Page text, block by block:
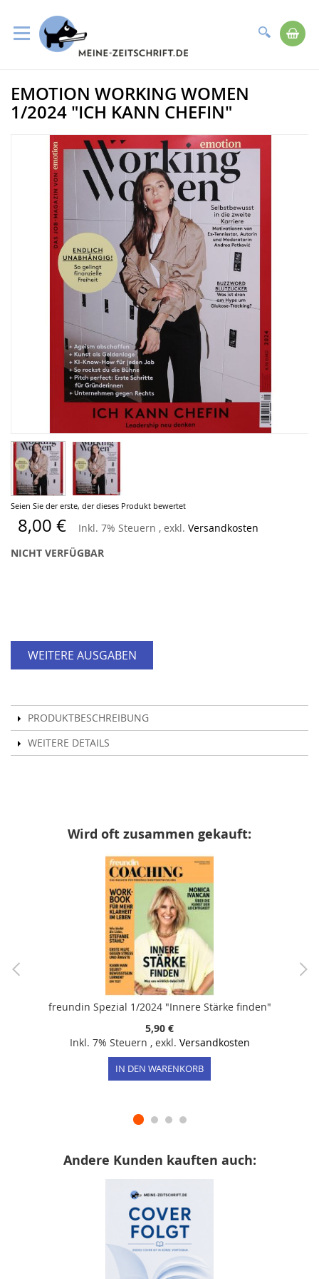
Suche
zum
Inhalt
Seien Sie der erste, der dieses Produkt bewertet
8,00 € Inkl. 7% Steuern , exkl. Versandkosten
NICHT VERFÜGBAR
WEITERE AUSGABEN
PRODUKTBESCHREIBUNG
WEITERE DETAILS
Zum
Ende
der
Bildergalerie
springen
EMOTION WORKING WOMEN
1/2024 "ICH KANN CHEFIN"
Zum
Anfang
der
Bildergalerie
springen
Wird oft zusammen gekauft:
freundin Spezial 1/2024 "Innere Stärke finden"
5,90 €
Inkl. 7% Steuern , exkl. Versandkosten
IN DEN WARENKORB
Andere Kunden kauften auch: